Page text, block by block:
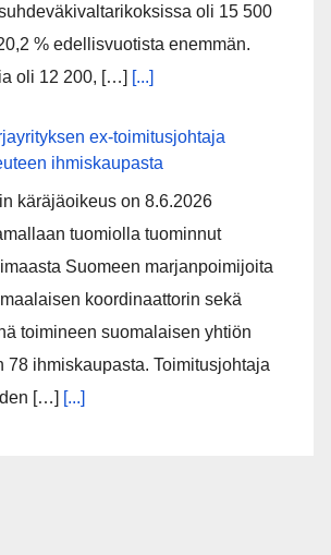
oli 15 500
% edellisvuotista enemmän.
oli 12 200, […] [...]
ex-toimitusjohtaja
ihmiskaupasta
käräjäoikeus on 8.6.2026
tuomiolla tuominnut
Suomeen marjanpoimijoita
koordinaattorin sekä
toimineen suomalaisen yhtiön
78 ihmiskaupasta. Toimitusjohtaja
[…] [...]